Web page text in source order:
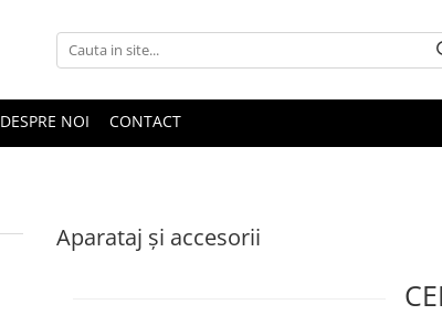
DESPRE NOI CONTACT
Aparataj şi accesorii